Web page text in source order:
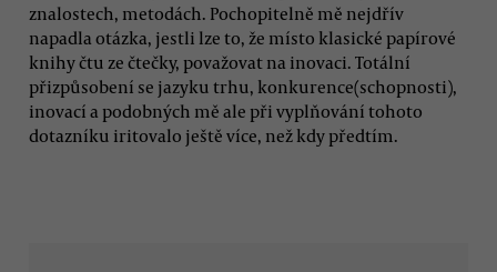
znalostech, metodách. Pochopitelně mě nejdřív
napadla otázka, jestli lze to, že místo klasické papírové
knihy čtu ze čtečky, považovat na inovaci. Totální
přizpůsobení se jazyku trhu, konkurence(schopnosti),
inovací a podobných mě ale při vyplňování tohoto
dotazníku iritovalo ještě více, než kdy předtím.